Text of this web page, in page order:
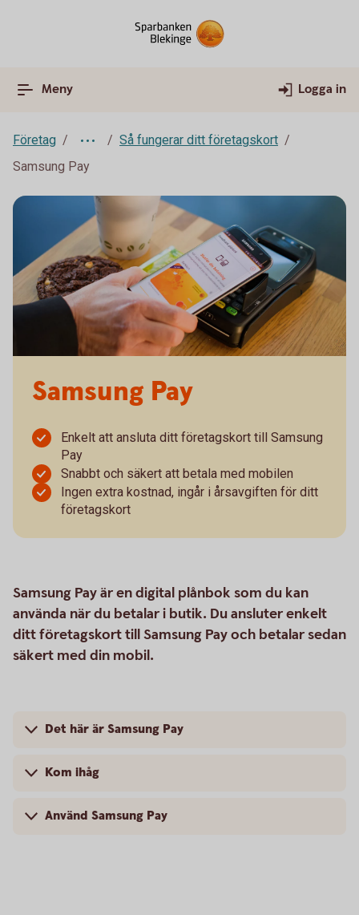
Meny Logga in
Företag
Så fungerar ditt företagskort
Samsung Pay
Samsung Pay
Enkelt att ansluta ditt företagskort till Samsung
Pay
Snabbt och säkert att betala med mobilen
Ingen extra kostnad, ingår i årsavgiften för ditt
företagskort
Samsung Pay är en digital plånbok som du kan
använda när du betalar i butik. Du ansluter enkelt
ditt företagskort till Samsung Pay och betalar sedan
säkert med din mobil.
Det här är Samsung Pay
Kom ihåg
Använd Samsung Pay